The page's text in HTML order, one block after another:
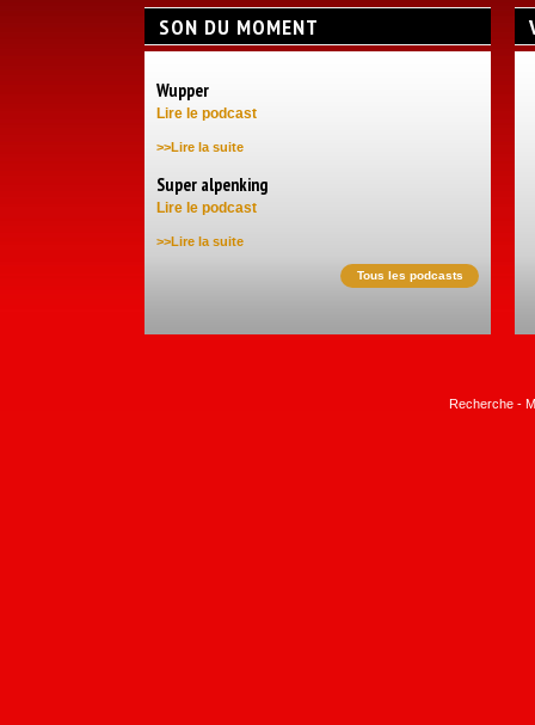
SON DU MOMENT
Wupper
Lire le podcast
>>Lire la suite
Super alpenking
Lire le podcast
>>Lire la suite
Tous les podcasts
Recherche -